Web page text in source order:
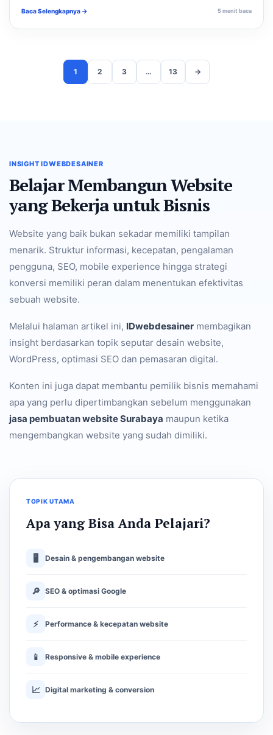
Baca Selengkapnya → 5 menit baca
1 2 3 … 13 →
INSIGHT IDWEBDESAINER
Belajar Membangun Website
yang Bekerja untuk Bisnis
Website yang baik bukan sekadar memiliki tampilan
menarik. Struktur informasi, kecepatan, pengalaman
pengguna, SEO, mobile experience hingga strategi
konversi memiliki peran dalam menentukan efektivitas
sebuah website.
Melalui halaman artikel ini, IDwebdesainer membagikan
insight berdasarkan topik seputar desain website,
WordPress, optimasi SEO dan pemasaran digital.
Konten ini juga dapat membantu pemilik bisnis memahami
apa yang perlu dipertimbangkan sebelum menggunakan
jasa pembuatan website Surabaya maupun ketika
mengembangkan website yang sudah dimiliki.
TOPIK UTAMA
Apa yang Bisa Anda Pelajari?
🖥 Desain & pengembangan website
🔎 SEO & optimasi Google
⚡ Performance & kecepatan website
📱 Responsive & mobile experience
📈 Digital marketing & conversion